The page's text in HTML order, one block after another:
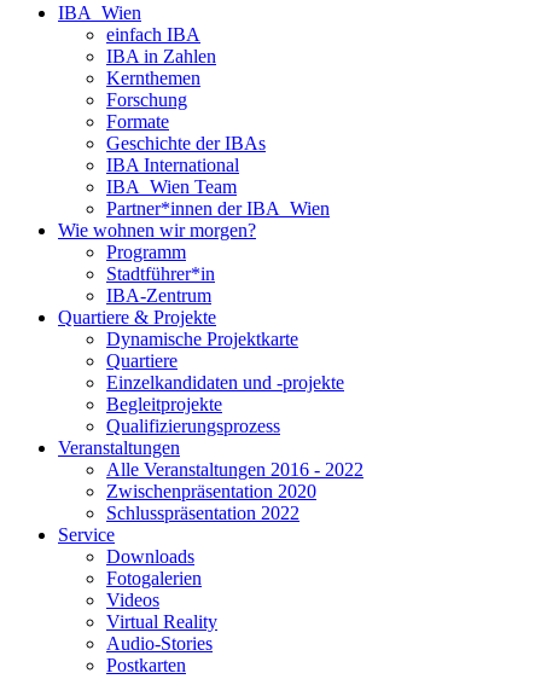
IBA_Wien
einfach IBA
IBA in Zahlen
Kernthemen
Forschung
Formate
Geschichte der IBAs
IBA International
IBA_Wien Team
Partner*innen der IBA_Wien
Wie wohnen wir morgen?
Programm
Stadtführer*in
IBA-Zentrum
Quartiere & Projekte
Dynamische Projektkarte
Quartiere
Einzelkandidaten und -projekte
Begleitprojekte
Qualifizierungsprozess
Veranstaltungen
Alle Veranstaltungen 2016 - 2022
Zwischenpräsentation 2020
Schlusspräsentation 2022
Service
Downloads
Fotogalerien
Videos
Virtual Reality
Audio-Stories
Postkarten